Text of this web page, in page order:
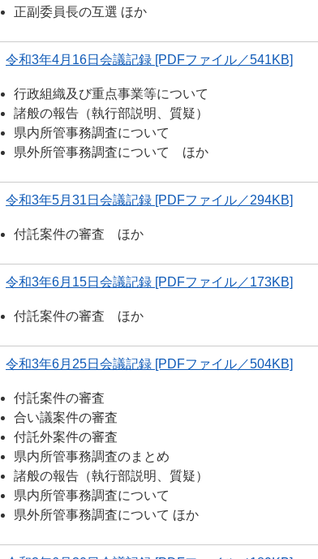
正副委員長の互選 ほか
令和3年4月16日会議記録 [PDFファイル／541KB]
行政組織及び重点事業等について
諸般の報告（執行部説明、質疑）
県内所管事務調査について
県外所管事務調査について ほか
令和3年5月31日会議記録 [PDFファイル／294KB]
付託案件の審査 ほか
令和3年6月15日会議記録 [PDFファイル／173KB]
付託案件の審査 ほか
令和3年6月25日会議記録 [PDFファイル／504KB]
付託案件の審査
合い議案件の審査
付託外案件の審査
県内所管事務調査のまとめ
諸般の報告（執行部説明、質疑）
県内所管事務調査について
県外所管事務調査について ほか